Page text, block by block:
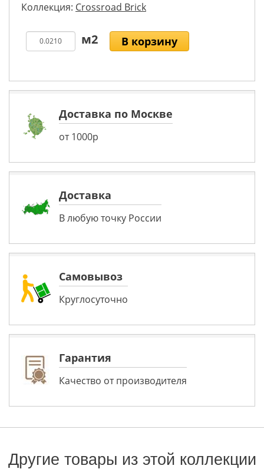
Коллекция: Crossroad Brick
В корзину
Доставка по Москве
от 1000р
Доставка
В любую точку России
Самовывоз
Круглосуточно
Гарантия
Качество от производителя
Другие товары из этой коллекции